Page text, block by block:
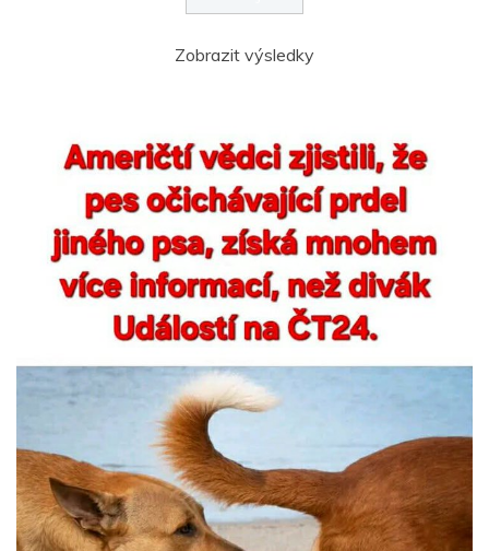
Zobrazit výsledky